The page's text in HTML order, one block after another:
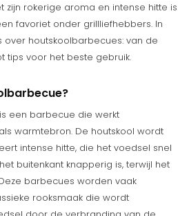
zijn rokerige aroma en intense hitte is
favoriet onder grillliefhebbers. In
over houtskoolbarbecues: van de
tips voor het beste gebruik.
een barbecue die werkt
warmtebron. De houtskool wordt
intense hitte, die het voedsel snel
buitenkant knapperig is, terwijl het
barbecues worden vaak
rooksmaak die wordt